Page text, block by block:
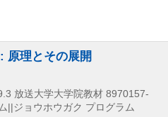
原理とその展開
放送大学大学院教材 8970157-
||ジョウホウガク プログラム